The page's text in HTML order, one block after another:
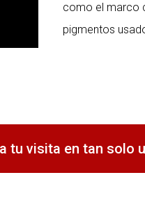
como el marco
pigmentos
tu visita en tan solo